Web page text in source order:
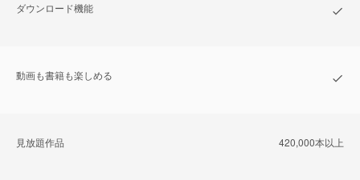
ダウンロード機能
動画も書籍も楽しめる
⾒放題作品 420,000本以上